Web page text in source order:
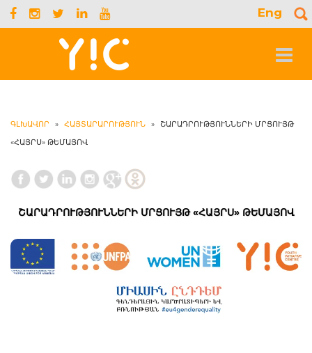
Eng
Toggle
ԳԼԽԱՎՈՐ » ՀԱՅՏԱՐԱՐՈՒԹՅՈՒՆ »
ՇԱՐԱԴՐՈՒԹՅՈՒՆՆԵՐԻ ՄՐՑՈՒՅԹ
«ՀԱՅՐՍ» ԹԵՄԱՅՈՎ
ՇԱՐԱԴՐՈՒԹՅՈՒՆՆԵՐԻ ՄՐՑՈՒՅԹ «ՀԱՅՐՍ» ԹԵՄԱՅՈՎ